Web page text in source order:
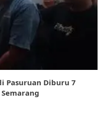
Pasuruan Diburu 7